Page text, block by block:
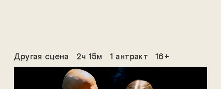
Другая сцена 2ч 15м 1 антракт 16+